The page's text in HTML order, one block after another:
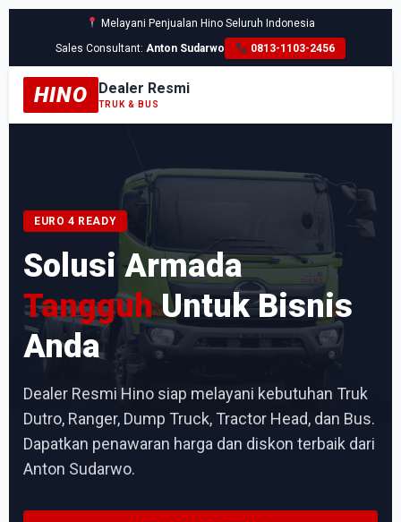
Melayani Penjualan Hino Seluruh Indonesia
Sales Consultant:Anton Sudarwo 0813-1103-2456
HINO Dealer Resmi
TRUK & BUS
EURO 4 READY
Solusi Armada
TangguhUntuk Bisnis
Anda
Dealer Resmi Hino siap melayani kebutuhan Truk
Dutro, Ranger, Dump Truck, Tractor Head, dan Bus.
Dapatkan penawaran harga dan diskon terbaik dari
Anton Sudarwo.